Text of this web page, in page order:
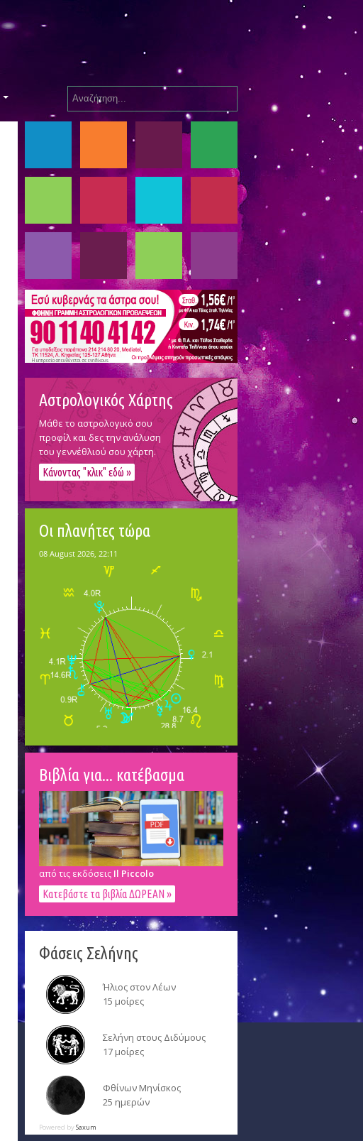
Αστρολογικός Χάρτης
Μάθε το αστρολογικό σου
προφίλ και δες την ανάλυση
του γεννέθλιού σου χάρτη.
Κάνοντας "κλικ" εδώ »
Οι πλανήτες τώρα
Βιβλία για... κατέβασμα
από τις εκδόσεις Il Piccolo
Κατεβάστε τα βιβλία ΔΩΡΕΑΝ »
Φάσεις Σελήνης
Ήλιος στον Λέων
15 μοίρες
Σελήνη στους Διδύμους
17 μοίρες
Φθίνων Μηνίσκος
25 ημερών
Powered bySaxum